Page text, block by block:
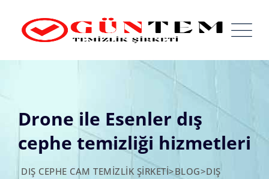
content
Drone ile Esenler dış
cephe temizliği hizmetleri
DIŞ CEPHE CAM TEMIZLIK ŞIRKETI>BLOG>DIŞ